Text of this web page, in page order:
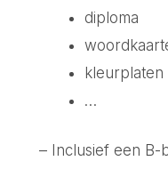
diploma
kleurplaten
…
– Inclusief een B-